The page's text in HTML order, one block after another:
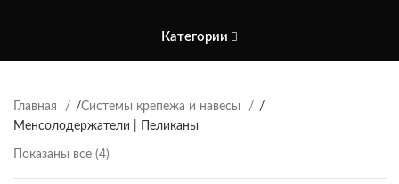
Категории
Главная /Системы крепежа и навесы
/
Менсолодержатели | Пеликаны
Показаны все (4)